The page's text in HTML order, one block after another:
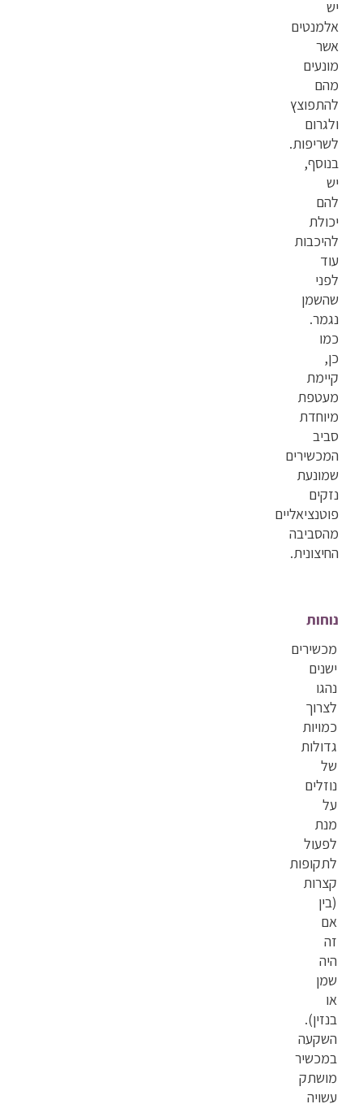
יש
אלמנטים
אשר
מונעים
מהם
להתפוצץ
ולגרום
לשריפות.
בנוסף,
יש
להם
יכולת
להיכבות
עוד
לפני
שהשמן
נגמר.
כמו
כן,
קיימת
מעטפת
מיוחדת
סביב
המכשירים
שמונעת
נזקים
פוטנציאליים
מהסביבה
החיצונית.
נוחות
מכשירים
ישנים
נהגו
לצרוך
כמויות
גדולות
של
נוזלים
על
מנת
לפעול
לתקופות
קצרות
(בין
אם
זה
היה
שמן
או
בנזין).
השקעה
במכשיר
מושתק
עשויה